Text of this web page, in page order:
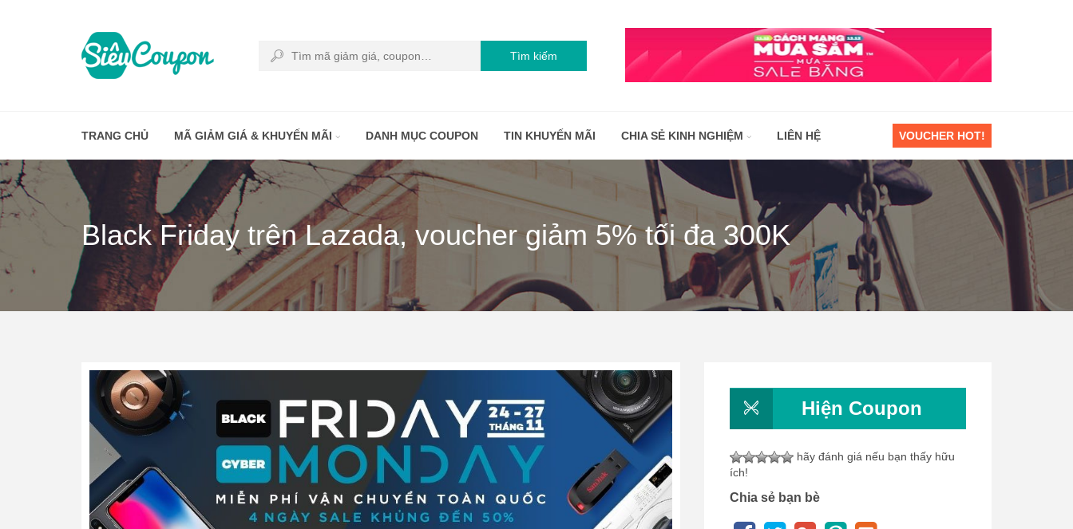
Tìm kiếm
TRANG CHỦ MÃ GIẢM GIÁ & KHUYẾN MÃI DANH MỤC COUPON TIN KHUYẾN MÃI CHIA SẺ KINH NGHIỆM LIÊN HỆ VOUCHER HOT!
Black Friday trên Lazada, voucher giảm 5% tối đa 300K
Hiện Coupon
hãy đánh giá nếu bạn thấy hữu
ích!
Chia sẻ bạn bè